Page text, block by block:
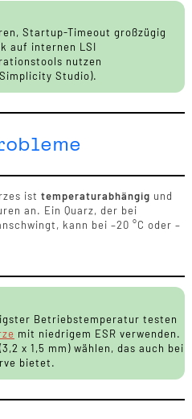
Startup-Timeout großzügig
auf internen LSI
nutzen
Simplicity Studio).
ist temperaturabhängig und
an. Ein Quarz, der bei
kann bei –20 °C oder –
Betriebstemperatur testen
mit niedrigem ESR verwenden.
x 1,5 mm) wählen, das auch bei
bietet.